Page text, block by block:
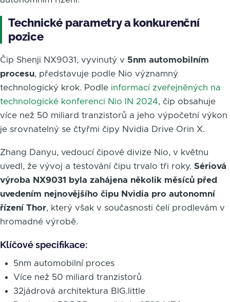
Technické parametry a konkurenční
pozice
Čip Shenji NX9031, vyvinutý v 5nm automobilním
procesu, představuje podle Nio významný
technologický krok. Podle informací zveřejněných na
technologické konferenci Nio IN 2024, čip obsahuje
více než 50 miliard tranzistorů a jeho výpočetní výkon
je srovnatelný se čtyřmi čipy Nvidia Drive Orin X.
Zhang Danyu, vedoucí čipové divize Nio, v květnu
uvedl, že vývoj a testování čipu trvalo tři roky. Sériová
výroba NX9031 byla zahájena několik měsíců před
uvedením nejnovějšího čipu Nvidia pro autonomní
řízení Thor, který však v současnosti čelí prodlevám v
hromadné výrobě.
Klíčové specifikace:
5nm automobilní proces
Více než 50 miliard tranzistorů
32jádrová architektura BIG.little